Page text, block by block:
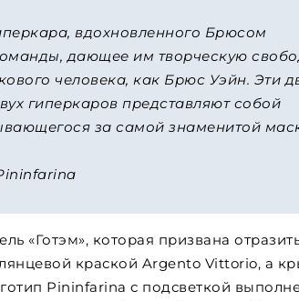
вдохновленного Брюсом
дающее им творческую
человека, как Брюс Уэйн. Эти
гиперкаров представляют собой
за самой знаменитой
«Готэм», которая призвана
краской Argento Vittorio, а
Pininfarina с подсветкой